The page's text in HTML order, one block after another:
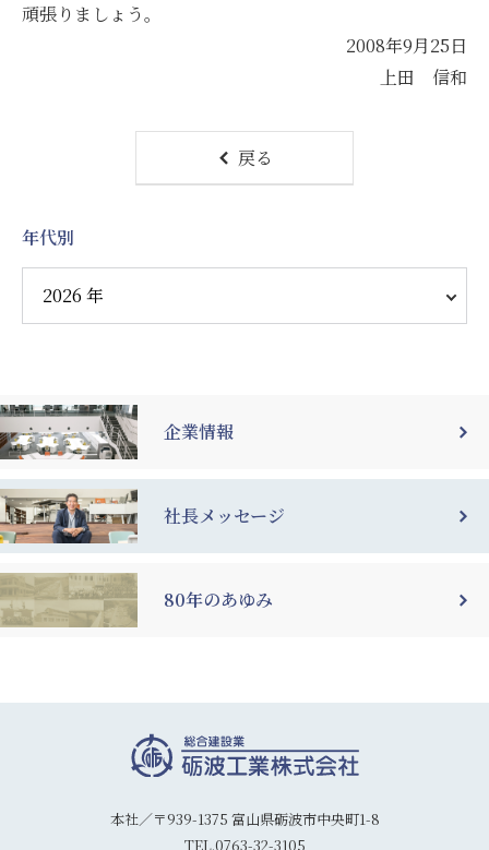
頑張りましょう。
2008年9月25日
上田 信和
戻る
年代別
企業情報
社長メッセージ
80年のあゆみ
本社／〒939-1375 富山県砺波市中央町1-8
TEL.0763-32-3105